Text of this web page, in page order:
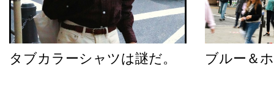
タブカラーシャツは謎だ。 ブルー＆